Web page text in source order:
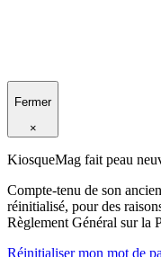
Fermer
×
KiosqueMag fait peau
Compte-tenu de son
réinitialisé, pour des
Règlement Général sur la
Réinitialiser mon mot de